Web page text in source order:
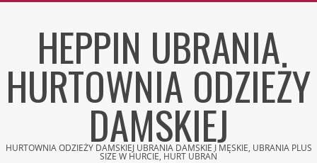
HEPPIN UBRANIA
HURTOWNIA ODZIEŻY
DAMSKIEJ
HURTOWNIA ODZIEŻY DAMSKIEJ UBRANIA DAMSKIE I MĘSKIE, UBRANIA PLUS
SIZE W HURCIE, HURT UBRAŃ